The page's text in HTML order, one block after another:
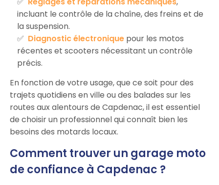
incluant le contrôle de la chaîne, des freins et de
la suspension.
Diagnostic électronique pour les motos
récentes et scooters nécessitant un contrôle
précis.
En fonction de votre usage, que ce soit pour des
trajets quotidiens en ville ou des balades sur les
routes aux alentours de Capdenac, il est essentiel
de choisir un professionnel qui connaît bien les
besoins des motards locaux.
Comment trouver un garage moto
de confiance à Capdenac ?